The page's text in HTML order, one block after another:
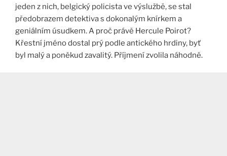
jeden z nich, belgický policista ve výslužbě, se stal
předobrazem detektiva s dokonalým knírkem a
geniálním úsudkem. A proč právě Hercule Poirot?
Křestní jméno dostal prý podle antického hrdiny, byť
byl malý a poněkud zavalitý. Příjmení zvolila náhodně.